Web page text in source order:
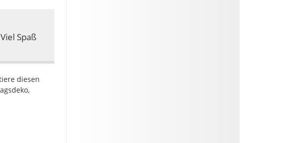
Spaß
diesen